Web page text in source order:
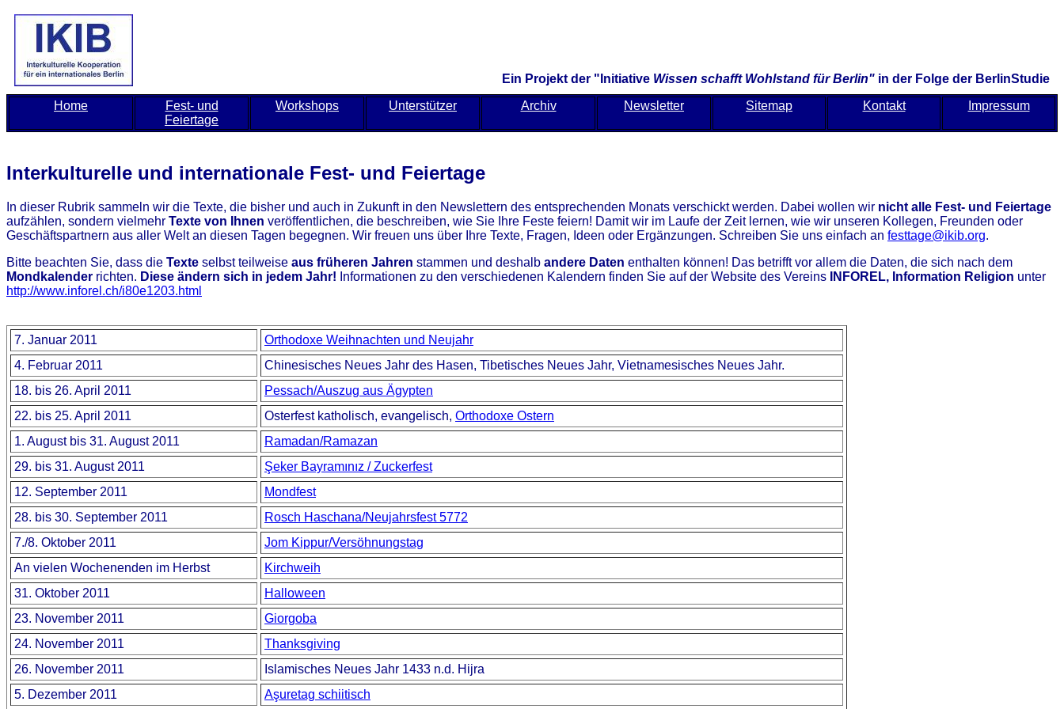
Ein Projekt der "Initiative Wissen schafft Wohlstand für Berlin" in der Folge der BerlinStudie
Home
Fest- und
Feiertage
Workshops Unterstützer Archiv Newsletter Sitemap Kontakt Impressum
Interkulturelle und internationale Fest- und Feiertage
In dieser Rubrik sammeln wir die Texte, die bisher und auch in Zukunft in den Newslettern des entsprechenden Monats verschickt werden. Dabei wollen wir nicht alle Fest- und Feiertage
aufzählen, sondern vielmehr Texte von Ihnen veröffentlichen, die beschreiben, wie Sie Ihre Feste feiern! Damit wir im Laufe der Zeit lernen, wie wir unseren Kollegen, Freunden oder
Geschäftspartnern aus aller Welt an diesen Tagen begegnen. Wir freuen uns über Ihre Texte, Fragen, Ideen oder Ergänzungen. Schreiben Sie uns einfach an festtage@ikib.org.
Bitte beachten Sie, dass die Texte selbst teilweise aus früheren Jahren stammen und deshalb andere Daten enthalten können! Das betrifft vor allem die Daten, die sich nach dem
Mondkalender richten. Diese ändern sich in jedem Jahr! Informationen zu den verschiedenen Kalendern finden Sie auf der Website des Vereins INFOREL, Information Religion unter
http://www.inforel.ch/i80e1203.html
7. Januar 2011
Orthodoxe Weihnachten und Neujahr
4. Februar 2011
Chinesisches Neues Jahr des Hasen, Tibetisches Neues Jahr, Vietnamesisches Neues Jahr.
18. bis 26. April 2011
Pessach/Auszug aus Ägypten
22. bis 25. April 2011
Osterfest katholisch, evangelisch, Orthodoxe Ostern
1. August bis 31. August 2011
Ramadan/Ramazan
29. bis 31. August 2011
Şeker Bayramınız / Zuckerfest
12. September 2011
Mondfest
28. bis 30. September 2011
Rosch Haschana/Neujahrsfest 5772
7./8. Oktober 2011
Jom Kippur/Versöhnungstag
An vielen Wochenenden im Herbst
Kirchweih
31. Oktober 2011
Halloween
23. November 2011
Giorgoba
24. November 2011
Thanksgiving
26. November 2011
Islamisches Neues Jahr 1433 n.d. Hijra
5. Dezember 2011
Aşuretag schiitisch